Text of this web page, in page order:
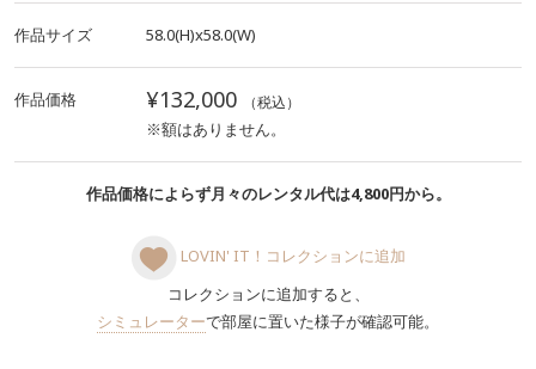
作品サイズ 58.0(H)x58.0(W)
作品価格 ¥132,000 （税込）
※額はありません。
作品価格によらず月々のレンタル代は4,800円から。
LOVIN' IT！コレクションに追加
コレクションに追加すると、
シミュレーターで部屋に置いた様子が確認可能。